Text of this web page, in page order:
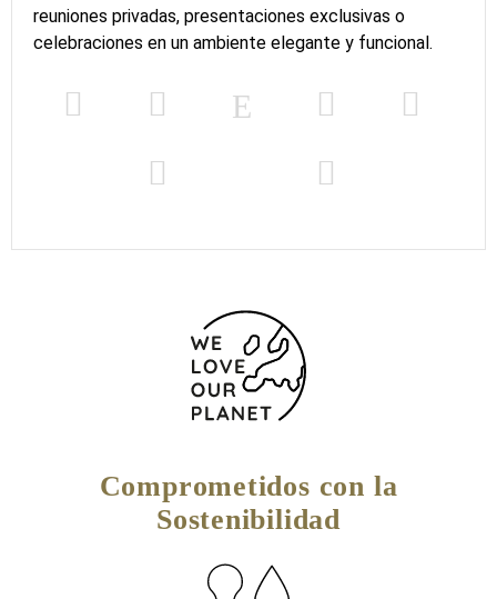
reuniones privadas, presentaciones exclusivas o
celebraciones en un ambiente elegante y funcional.
Comprometidos con la
Sostenibilidad